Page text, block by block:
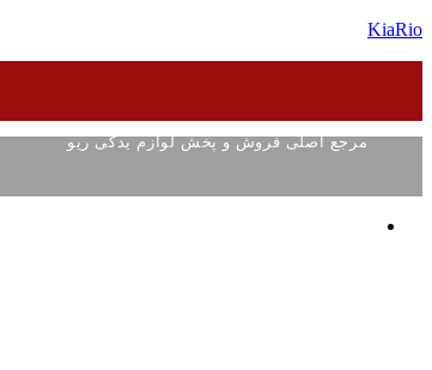
KiaRio
مرجع اصلی فروش و پخش لوازم یدکی ریو